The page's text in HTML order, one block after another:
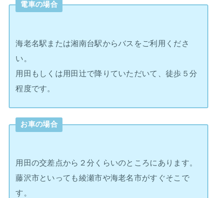
電車の場合
海老名駅または湘南台駅からバスをご利用くださ
い。
用田もしくは用田辻で降りていただいて、徒歩５分
程度です。
お車の場合
用田の交差点から２分くらいのところにあります。
藤沢市といっても綾瀬市や海老名市がすぐそこで
す。